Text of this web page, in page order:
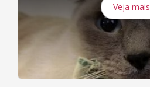
Veja mais